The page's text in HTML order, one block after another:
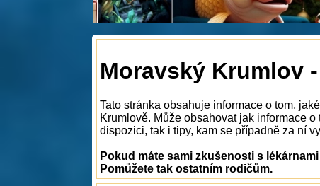
Moravský Krumlov
Tato stránka obsahuje informace o tom,
Krumlově. Může obsahovat jak informace
dispozici, tak i tipy, kam se případně za ní
Pokud máte sami zkušenosti s
Pomůžete tak ostatním rodičům.